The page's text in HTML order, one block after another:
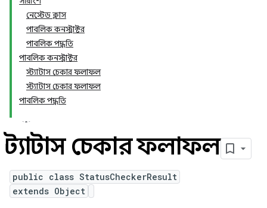
নেস্টেড ক্লাস
পাবলিক কনস্ট্রাক্টর
পাবলিক পদ্ধতি
পাবলিক কনস্ট্রাক্টর
স্ট্যাটাস চেকার ফলাফল
স্ট্যাটাস চেকার ফলাফল
পাবলিক পদ্ধতি
স্ট্যাটাস চেকার ফলাফল
public class StatusCheckerResult
extends Object